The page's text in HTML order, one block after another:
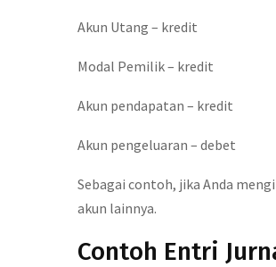
Akun Utang – kredit
Modal Pemilik – kredit
Akun pendapatan – kredit
Akun pengeluaran – debet
Sebagai contoh, jika Anda
akun lainnya.
Contoh Entri